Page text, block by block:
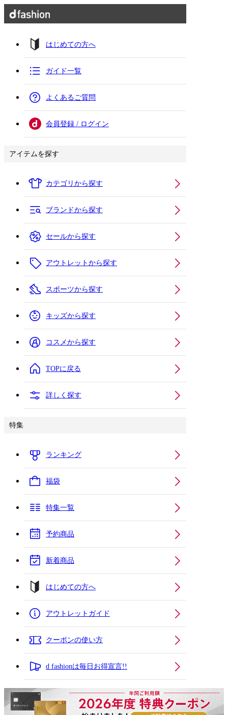
はじめての方へ
ガイド一覧
よくあるご質問
会員登録 / ログイン
アイテムを探す
カテゴリから探す
ブランドから探す
セールから探す
アウトレットから探す
スポーツから探す
キッズから探す
コスメから探す
TOPに戻る
詳しく探す
特集
ランキング
福袋
特集一覧
予約商品
新着商品
はじめての方へ
アウトレットガイド
クーポンの使い方
d fashionは毎日お得宣言!!